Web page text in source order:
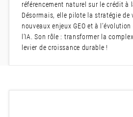
référencement naturel sur le crédit à
Désormais, elle pilote la stratégie
nouveaux enjeux GEO et à
l’IA. Son rôle : transformer la
levier de croissance durable !